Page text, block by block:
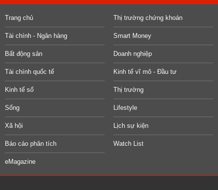
Trang chủ Thị trường chứng khoán
Tài chính - Ngân hàng Smart Money
Bất động sản Doanh nghiệp
Tài chính quốc tế Kinh tế vĩ mô - Đầu tư
Kinh tế số Thị trường
Sống Lifestyle
Xã hội Lịch sự kiện
Báo cáo phân tích Watch List
eMagazine